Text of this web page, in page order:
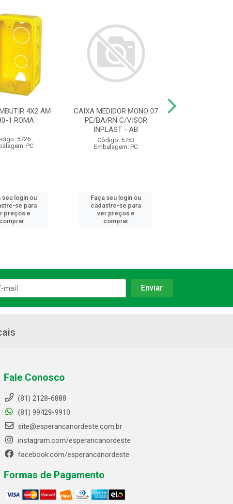
4X2 AM
1 ROMA
5726
PC
seu login ou
se para
preços e
comprar
CAIXA MEDIDOR MONO 07
PE/BA/RN C/VISOR
INPLAST - AB
Código: 5753
Embalagem: PC
Faça seu login ou
cadastre-se para
ver preços e
comprar
Fale Conosco
(81) 2128-6888
(81) 99429-9910
site@esperancanordeste.com.br
instagram.com/esperancanordeste
facebook.com/esperancanordeste
Formas de Pagamento